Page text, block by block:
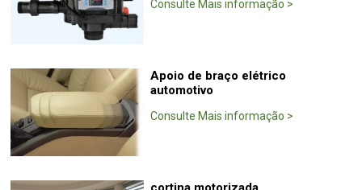
Consulte Mais informação >
Apoio de braço elétrico
automotivo
Consulte Mais informação >